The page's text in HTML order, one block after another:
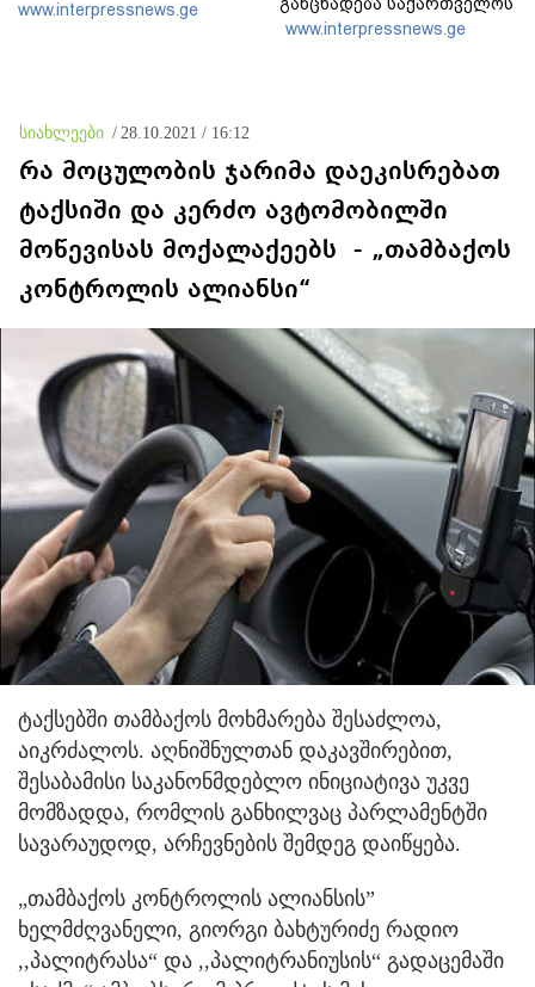
www.interpressnews.ge
განცხადება საქართველოს
თავისუფლებისთვის
შეწირული გმირების
www.interpressnews.ge
სიახლეები / 28.10.2021 / 16:12
რა მოცულობის ჯარიმა დაეკისრებათ
ტაქსიში და კერძო ავტომობილში
მოწევისას მოქალაქეებს - „თამბაქოს
კონტროლის ალიანსი“
ტაქსებში თამბაქოს მოხმარება შესაძლოა,
აიკრძალოს. აღნიშნულთან დაკავშირებით,
შესაბამისი საკანონმდებლო ინიციატივა უკვე
მომზადდა, რომლის განხილვაც პარლამენტში
სავარაუდოდ, არჩევნების შემდეგ დაიწყება.
„თამბაქოს კონტროლის ალიანსის”
ხელმძღვანელი, გიორგი ბახტურიძე რადიო
,,პალიტრასა“ და ,,პალიტრანიუსის“ გადაცემაში